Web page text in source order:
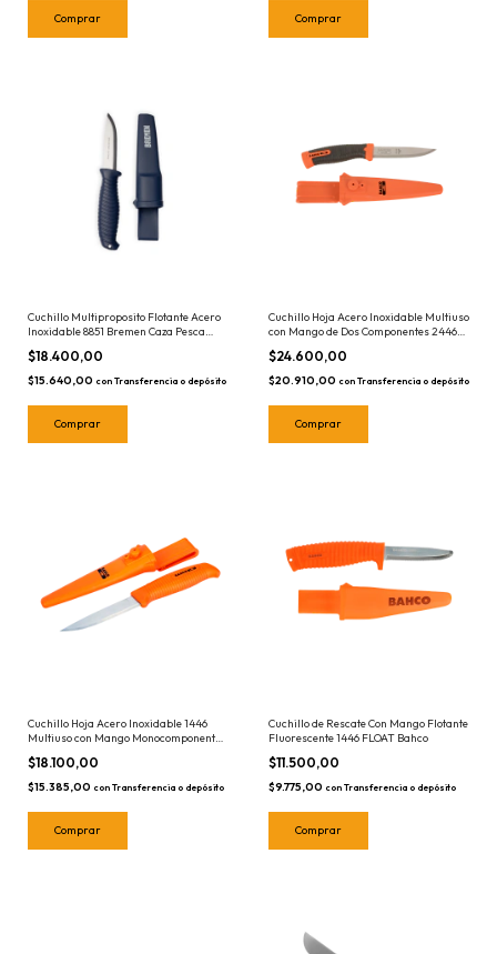
Cuchillo Multiproposito Flotante Acero
Inoxidable 8851 Bremen Caza Pesca
Camping
$18.400,00
$15.640,00 con Transferencia o depósito
Cuchillo Hoja Acero Inoxidable Multiuso
con Mango de Dos Componentes 2446
Negro y Naranja Bahco
$24.600,00
$20.910,00 con Transferencia o depósito
Cuchillo Hoja Acero Inoxidable 1446
Multiuso con Mango Monocomponente
Bahco Naranja
$18.100,00
$15.385,00 con Transferencia o depósito
Cuchillo de Rescate Con Mango Flotante
Fluorescente 1446 FLOAT Bahco
$11.500,00
$9.775,00 con Transferencia o depósito